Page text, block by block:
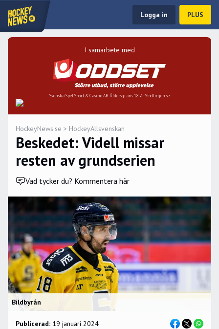
Logga in PLUS
I samarbete med
Svenska Spel Sport & Casino AB. Åldersgräns 18 år. Stödlinjen.se
HockeyNews.se > HockeyAllsvenskan
Beskedet: Videll missar
resten av grundserien
Vad tycker du? Kommentera här
Bildbyrån
Publicerad: 19 januari 2024